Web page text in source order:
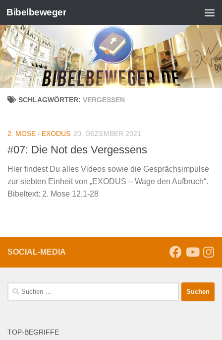
Zum Inhalt springen
Bibelbeweger
SCHLAGWÖRTER: VERGESSEN
2. MOSE / EXODUS 20. DEZEMBER 2021
#07: Die Not des Vergessens
Hier findest Du alles Videos sowie die Gesprächsimpulse
zur siebten Einheit von „EXODUS – Wage den Aufbruch“.
Bibeltext: 2. Mose 12,1-28
SOCIAL-MEDIA
Suche
nach:
TOP-BEGRIFFE